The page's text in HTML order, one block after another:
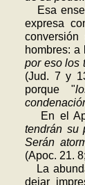
Esa
expresa
hombres: a
por eso los
(Jud. 7 y
porque "
En el
tendrán su
Serán
(Apoc. 21.
La
dejar